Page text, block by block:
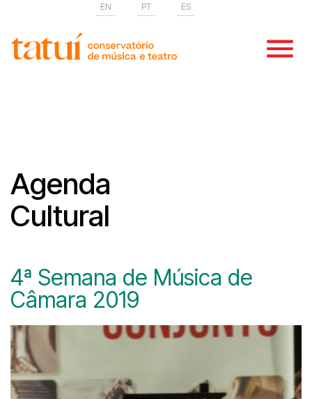
EN PT ES
Agenda
Cultural
4ª Semana de Música de
Câmara 2019